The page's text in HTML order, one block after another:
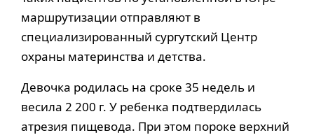
маршрутизации отправляют в
специализированный сургутский Центр
охраны материнства и детства.
Девочка родилась на сроке 35 недель и
весила 2 200 г. У ребенка подтвердилась
атрезия пищевода. При этом пороке верхний